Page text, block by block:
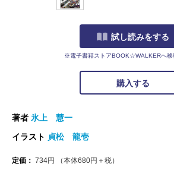
試し読みをする
※電子書籍ストアBOOK☆WALKERへ移
購入する
著者 氷上 慧一
イラスト 貞松 龍壱
定価： 734円 （本体680円＋税）